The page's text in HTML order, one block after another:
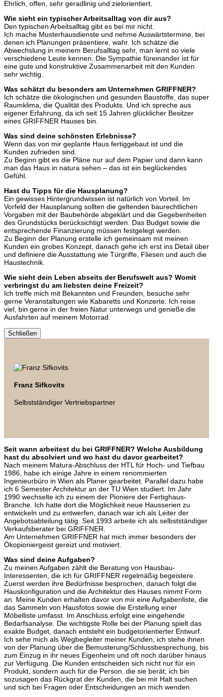
Ehrlich, offen, sehr geradlinig und zielorientiert.
Wie sieht ein typischer Arbeitsalltag von dir aus?
Den typischen Arbeitsalltag gibt es bei mir nicht.
Ich mache Musterhausdienste und nehme Auswärtstermine, bei
denen ich Planungen präsentiere, wahr. Ich schätze die
Abwechslung in meinem Berufsalltag sehr, man lernt so viele
verschiedene Leute kennen. Die Sympathie füreinander ist für
eine gute und konstruktive Zusammenarbeit mit den Kunden
sehr wichtig.
Was schätzt du besonders am Unternehmen GRIFFNER?
Ich schätze die ökologischen und gesunden Baustoffe, das super
Raumklima, die Qualität des Produkts. Und ich spreche aus
eigener Erfahrung, da ich seit 15 Jahren glücklicher Besitzer
eines GRIFFNER Hauses bin.
Was sind deine schönsten Erlebnisse?
Wenn das von mir geplante Haus fertiggebaut ist und die
Kunden zufrieden sind.
Zu Beginn gibt es die Pläne nur auf dem Papier und dann kann
man das Haus in natura sehen – das ist ein beglückendes
Gefühl.
Hast du Tipps für die Hausplanung?
Ein gewisses Hintergrundwissen ist natürlich von Vorteil. Im
Vorfeld der Hausplanung sollten die geltenden baurechtlichen
Vorgaben mit der Baubehörde abgeklärt und die Gegebenheiten
des Grundstücks berücksichtigt werden. Das Budget sowie die
entsprechende Finanzierung müssen festgelegt werden.
Zu Beginn der Planung erstelle ich gemeinsam mit meinen
Kunden ein grobes Konzept, danach gehe ich erst ins Detail über
und definiere die Ausstattung wie Türgriffe, Fliesen und auch die
Haustechnik.
Wie sieht dein Leben abseits der Berufswelt aus? Womit
verbringst du am liebsten deine Freizeit?
Ich treffe mich mit Bekannten und Freunden, besuche sehr
gerne Veranstaltungen wie Kabaretts und Konzerte. Ich reise
viel, bin gerne in der freien Natur unterwegs und genieße die
Ausfahrten auf meinem Motorrad.
Schließen
Franz Sifkovits
Selbstständiger Vertriebspartner
Seit wann arbeitest du bei GRIFFNER? Welche Ausbildung
hast du absolviert und wo hast du davor gearbeitet?
Nach meinem Matura-Abschluss der HTL für Hoch- und Tiefbau
1986, habe ich einige Jahre in einem renommierten
Ingenieurbüro in Wien als Planer gearbeitet. Parallel dazu habe
ich 6 Semester Architektur an der TU Wien studiert. Im Jahr
1990 wechselte ich zu einem der Pioniere der Fertighaus-
Branche. Ich hatte dort die Möglichkeit neue Hausserien zu
entwickeln und zu entwerfen, danach war ich als Leiter der
Angebotsabteilung tätig. Seit 1993 arbeite ich als selbstständiger
Verkaufsberater bei GRIFFNER.
Am Unternehmen GRIFFNER hat mich immer besonders der
Ökopioniergeist gereizt und motiviert.
Was sind deine Aufgaben?
Zu meinen Aufgaben zählt die Beratung von Hausbau-
Interessenten, die ich für GRIFFNER regelmäßig begeistere.
Zuerst werden ihre Bedürfnisse besprochen, danach folgt die
Hauskonfiguration und die Architektur des Hauses nimmt Form
an. Meine Kunden erhalten davor von mir eine Aufgabenliste, die
das Sammeln von Hausfotos sowie die Erstellung einer
Möbelliste umfasst. Im Anschluss erfolgt eine eingehende
Bedarfsanalyse. Die wichtigste Rolle bei der Planung spielt das
exakte Budget, danach entsteht ein budgetorientierter Entwurf.
Ich sehe mich als Wegbegleiter meiner Kunden, ich stehe ihnen
von der Planung über die Bemusterung/Schlussbesprechung, bis
zum Einzug in ihr neues Eigenheim und oft noch darüber hinaus
zur Verfügung. Die Kunden entscheiden sich nicht nur für ein
Produkt, sondern auch für die Person, die sie berät; ich bin
sozusagen das Rückgrat der Kunden, die bei mir Halt suchen
und sich bei Fragen oder Entscheidungen an mich wenden.